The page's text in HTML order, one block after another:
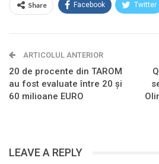
Share Facebook Twitter
ARTICOLUL ANTERIOR
20 de procente din TAROM
au fost evaluate între 20 şi
60 milioane EURO
LEAVE A REPLY